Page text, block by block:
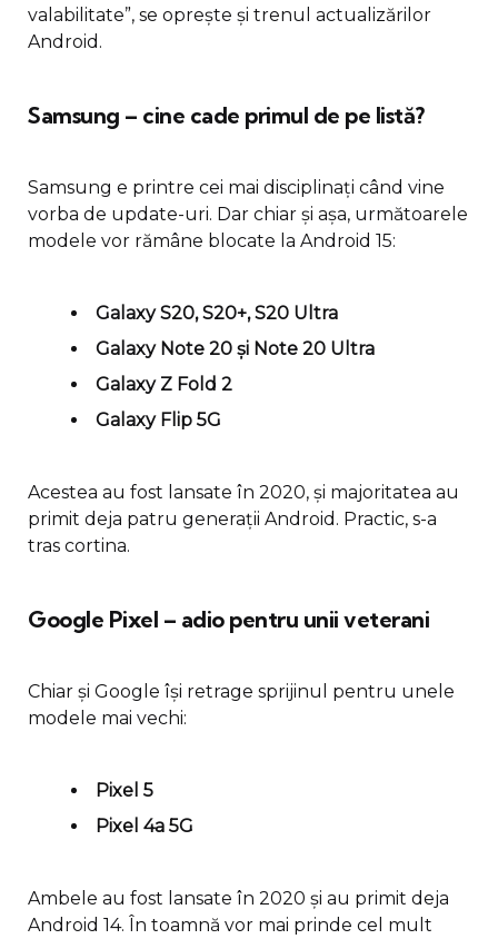
valabilitate”, se oprește și trenul actualizărilor
Android.
Samsung – cine cade primul de pe listă?
Samsung e printre cei mai disciplinați când vine
vorba de update-uri. Dar chiar și așa, următoarele
modele vor rămâne blocate la Android 15:
Galaxy S20, S20+, S20 Ultra
Galaxy Note 20 și Note 20 Ultra
Galaxy Z Fold 2
Galaxy Flip 5G
Acestea au fost lansate în 2020, și majoritatea au
primit deja patru generații Android. Practic, s-a
tras cortina.
Google Pixel – adio pentru unii veterani
Chiar și Google își retrage sprijinul pentru unele
modele mai vechi:
Pixel 5
Pixel 4a 5G
Ambele au fost lansate în 2020 și au primit deja
Android 14. În toamnă vor mai prinde cel mult